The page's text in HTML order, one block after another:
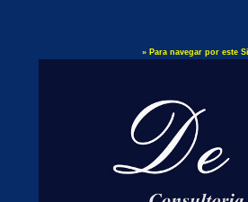
» Para navegar por este